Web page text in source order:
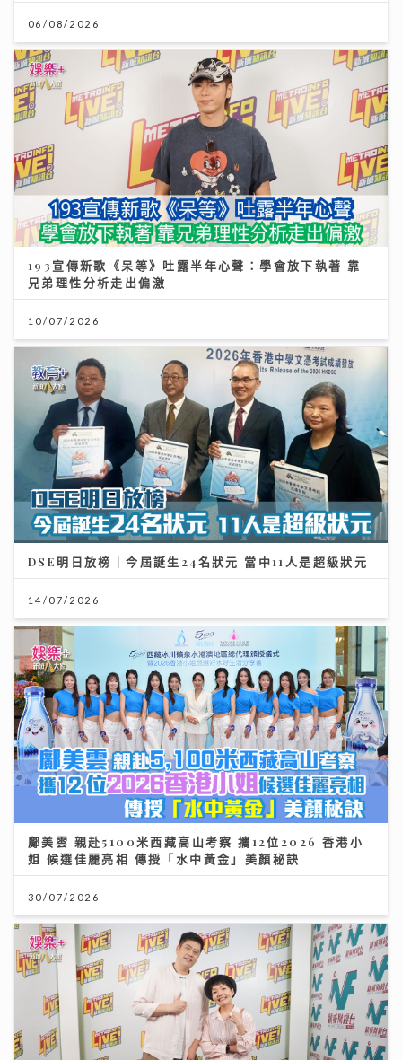
193宣傳新歌《呆等》吐露半年心聲：學會放下執著 靠
兄弟理性分析走出偏激
10/07/2026
DSE明日放榜｜今屆誕生24名狀元 當中11人是超級狀元
14/07/2026
鄺美雲 親赴5100米西藏高山考察 攜12位2026 香港小
姐 候選佳麗亮相 傳授「水中黃金」美顏秘訣
30/07/2026
《原來生活好快樂》｜倪震權跨界出歌《錯過了沒下次》
從排球港隊到樂壇新人 自爆錄音勁緊張